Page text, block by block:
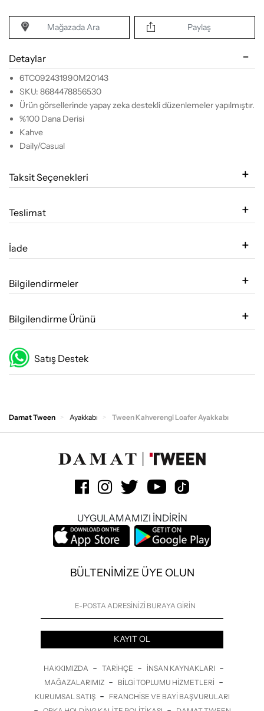
Mağazada Ara Paylaş
Detaylar
6TC092431990M20143
SKU: 8684478856530
Ürün görsellerinde yapay zeka destekli düzenlemeler yapılmıştır.
%100 Dana Derisi
Kahve
Daily/Casual
Taksit Seçenekleri
Teslimat
İade
Bilgilendirmeler
Bilgilendirme Ürünü
Satış Destek
Damat Tween Ayakkabı Tween Kahverengi Loafer Ayakkabı
UYGULAMAMIZI İNDİRİN
BÜLTENİMİZE ÜYE OLUN
KAYIT OL
HAKKIMIZDA - TARIHÇE - İNSAN KAYNAKLARI -
MAĞAZALARIMIZ - BILGI TOPLUMU HIZMETLERI -
KURUMSAL SATIŞ - FRANCHISE VE BAYI BAŞVURULARI